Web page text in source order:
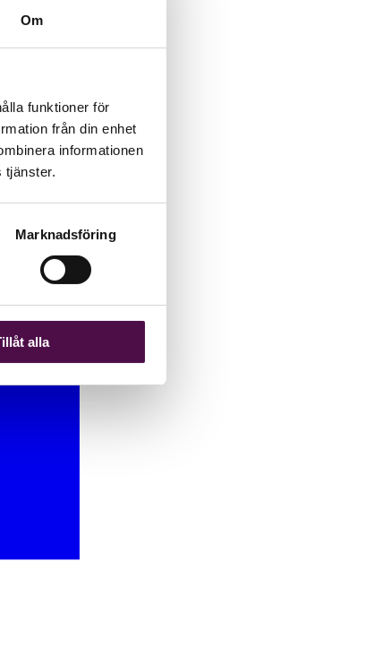
Om
funktioner för
från din enhet
informationen
tjänster.
Marknadsföring
alla